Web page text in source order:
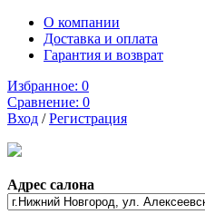
О компании
Доставка и оплата
Гарантия и возврат
Избранное: 0
Сравнение: 0
Вход /Регистрация
Адрес салона